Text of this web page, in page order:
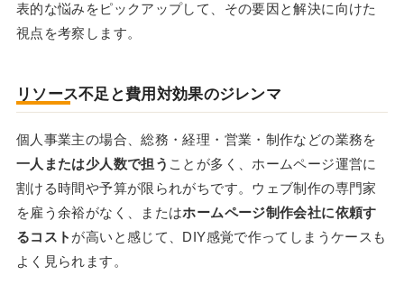
表的な悩みをピックアップして、その要因と解決に向けた
視点を考察します。
リソース不足と費用対効果のジレンマ
個人事業主の場合、総務・経理・営業・制作などの業務を
一人または少人数で担う ことが多く、ホームページ運営に
割ける時間や予算が限られがちです。ウェブ制作の専門家
を雇う余裕がなく、またはホームページ制作会社に依頼す
るコスト が高いと感じて、DIY感覚で作ってしまうケースも
よく見られます。